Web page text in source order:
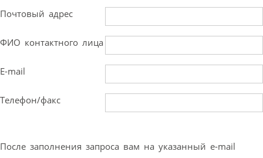
Почтовый адрес
ФИО контактного лица
E-mail
Телефон/факс
После заполнения запроса вам на указанный e-mail